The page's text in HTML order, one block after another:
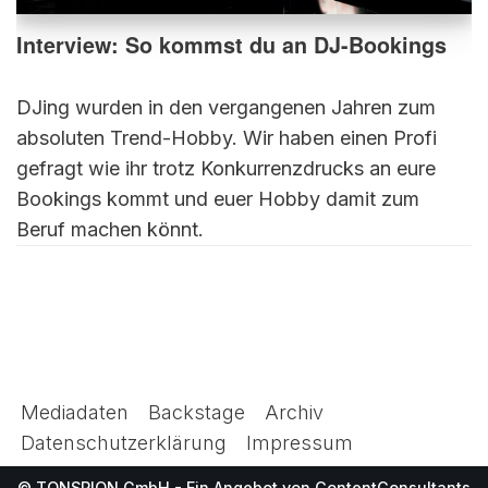
Interview: So kommst du an DJ-Bookings
DJing wurden in den vergangenen Jahren zum
absoluten Trend-Hobby. Wir haben einen Profi
gefragt wie ihr trotz Konkurrenzdrucks an eure
Bookings kommt und euer Hobby damit zum
Beruf machen könnt.
Mediadaten Backstage
Archiv
Datenschutzerklärung
Impressum